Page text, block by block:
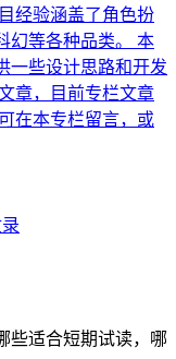
经验涵盖了角色扮
幻等各种品类。 本
一些设计思路和开发
章，目前专栏文章
在本专栏留言，或
些适合短期试读，哪